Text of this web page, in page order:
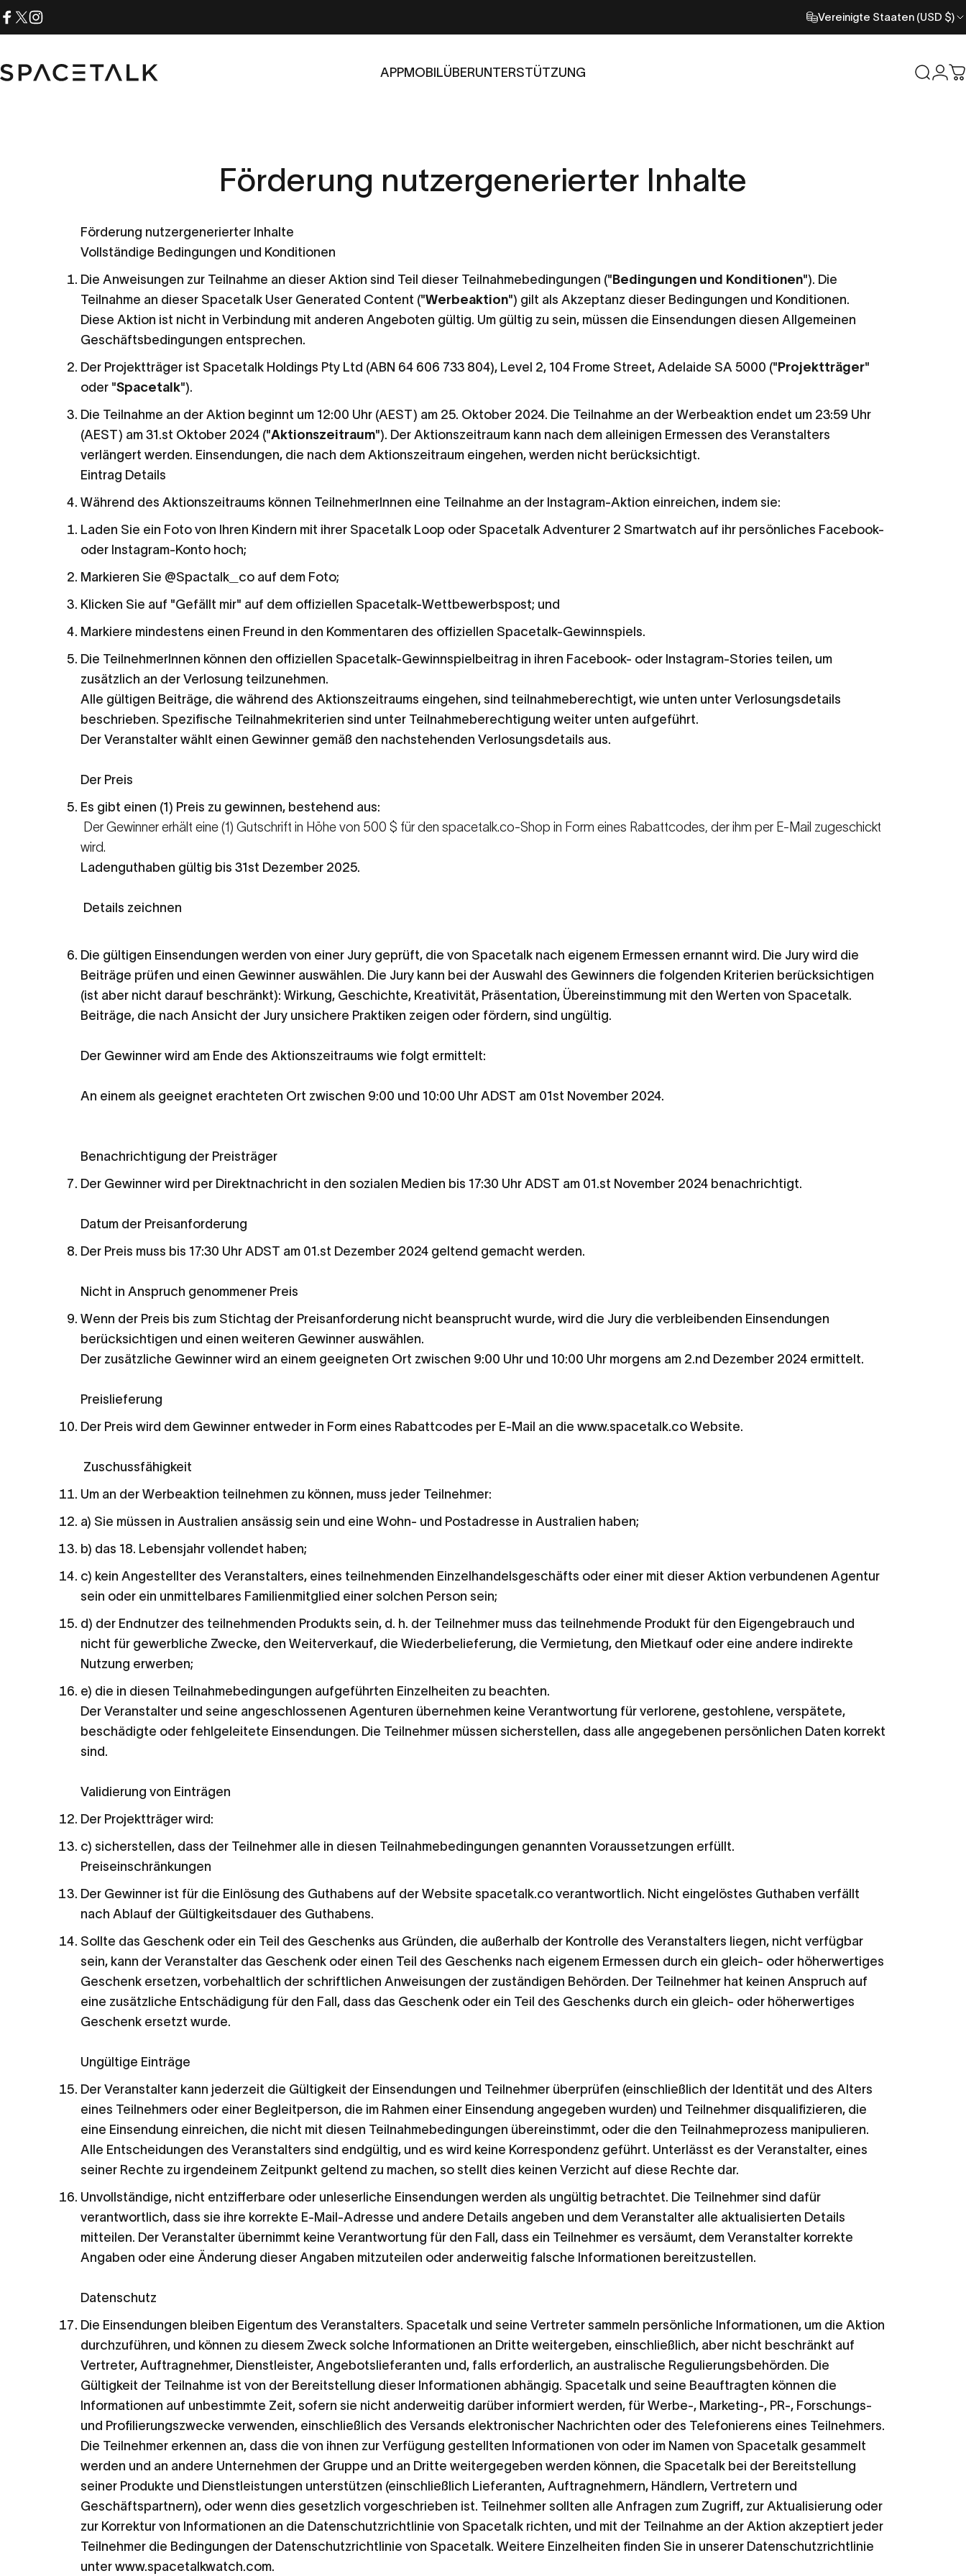
Zum Inhalt springen
Vereinigte Staaten (USD $)
Spacetalk APPMOBILÜBERUNTERSTÜTZUNG Suche
Förderung nutzergenerierter Inhalte
Förderung nutzergenerierter Inhalte
Vollständige Bedingungen und Konditionen
Die Anweisungen zur Teilnahme an dieser Aktion sind Teil dieser Teilnahmebedingungen (" Bedingungen und Konditionen"). Die
Teilnahme an dieser Spacetalk User Generated Content ("Werbeaktion") gilt als Akzeptanz dieser Bedingungen und Konditionen.
Diese Aktion ist nicht in Verbindung mit anderen Angeboten gültig. Um gültig zu sein, müssen die Einsendungen diesen Allgemeinen
Geschäftsbedingungen entsprechen.
Der Projektträger ist Spacetalk Holdings Pty Ltd (ABN 64 606 733 804), Level 2, 104 Frome Street, Adelaide SA 5000 (" Projektträger"
oder "Spacetalk").
Die Teilnahme an der Aktion beginnt um 12:00 Uhr (AEST) am 25. Oktober 2024. Die Teilnahme an der Werbeaktion endet um 23:59 Uhr
(AEST) am 31.st Oktober 2024 ("Aktionszeitraum"). Der Aktionszeitraum kann nach dem alleinigen Ermessen des Veranstalters
verlängert werden. Einsendungen, die nach dem Aktionszeitraum eingehen, werden nicht berücksichtigt.
Eintrag Details
Während des Aktionszeitraums können TeilnehmerInnen eine Teilnahme an der Instagram-Aktion einreichen, indem sie:
Laden Sie ein Foto von Ihren Kindern mit ihrer Spacetalk Loop oder Spacetalk Adventurer 2 Smartwatch auf ihr persönliches Facebook-
oder Instagram-Konto hoch;
Markieren Sie @Spactalk_co auf dem Foto;
Klicken Sie auf "Gefällt mir" auf dem offiziellen Spacetalk-Wettbewerbspost; und
Markiere mindestens einen Freund in den Kommentaren des offiziellen Spacetalk-Gewinnspiels.
Die TeilnehmerInnen können den offiziellen Spacetalk-Gewinnspielbeitrag in ihren Facebook- oder Instagram-Stories teilen, um
zusätzlich an der Verlosung teilzunehmen.
Alle gültigen Beiträge, die während des Aktionszeitraums eingehen, sind teilnahmeberechtigt, wie unten unter Verlosungsdetails
beschrieben. Spezifische Teilnahmekriterien sind unter Teilnahmeberechtigung weiter unten aufgeführt.
Der Veranstalter wählt einen Gewinner gemäß den nachstehenden Verlosungsdetails aus.
Der Preis
Es gibt einen (1) Preis zu gewinnen, bestehend aus:
Der Gewinner erhält eine (1) Gutschrift in Höhe von 500 $ für den spacetalk.co-Shop in Form eines Rabattcodes, der ihm per E-Mail zugeschickt
wird.
Ladenguthaben gültig bis 31 st Dezember 2025.
Details zeichnen
Die gültigen Einsendungen werden von einer Jury geprüft, die von Spacetalk nach eigenem Ermessen ernannt wird. Die Jury wird die
Beiträge prüfen und einen Gewinner auswählen. Die Jury kann bei der Auswahl des Gewinners die folgenden Kriterien berücksichtigen
(ist aber nicht darauf beschränkt): Wirkung, Geschichte, Kreativität, Präsentation, Übereinstimmung mit den Werten von Spacetalk.
Beiträge, die nach Ansicht der Jury unsichere Praktiken zeigen oder fördern, sind ungültig.
Der Gewinner wird am Ende des Aktionszeitraums wie folgt ermittelt:
An einem als geeignet erachteten Ort zwischen 9:00 und 10:00 Uhr ADST am 01 st November 2024.
Benachrichtigung der Preisträger
Der Gewinner wird per Direktnachricht in den sozialen Medien bis 17:30 Uhr ADST am 01.st November 2024 benachrichtigt.
Datum der Preisanforderung
Der Preis muss bis 17:30 Uhr ADST am 01.st Dezember 2024 geltend gemacht werden.
Nicht in Anspruch genommener Preis
Wenn der Preis bis zum Stichtag der Preisanforderung nicht beansprucht wurde, wird die Jury die verbleibenden Einsendungen
berücksichtigen und einen weiteren Gewinner auswählen.
Der zusätzliche Gewinner wird an einem geeigneten Ort zwischen 9:00 Uhr und 10:00 Uhr morgens am 2.nd Dezember 2024 ermittelt.
Preislieferung
Der Preis wird dem Gewinner entweder in Form eines Rabattcodes per E-Mail an die www.spacetalk.co Website.
Zuschussfähigkeit
Um an der Werbeaktion teilnehmen zu können, muss jeder Teilnehmer:
a) Sie müssen in Australien ansässig sein und eine Wohn- und Postadresse in Australien haben;
b) das 18. Lebensjahr vollendet haben;
c) kein Angestellter des Veranstalters, eines teilnehmenden Einzelhandelsgeschäfts oder einer mit dieser Aktion verbundenen Agentur
sein oder ein unmittelbares Familienmitglied einer solchen Person sein;
d) der Endnutzer des teilnehmenden Produkts sein, d. h. der Teilnehmer muss das teilnehmende Produkt für den Eigengebrauch und
nicht für gewerbliche Zwecke, den Weiterverkauf, die Wiederbelieferung, die Vermietung, den Mietkauf oder eine andere indirekte
Nutzung erwerben;
e) die in diesen Teilnahmebedingungen aufgeführten Einzelheiten zu beachten.
Der Veranstalter und seine angeschlossenen Agenturen übernehmen keine Verantwortung für verlorene, gestohlene, verspätete,
beschädigte oder fehlgeleitete Einsendungen. Die Teilnehmer müssen sicherstellen, dass alle angegebenen persönlichen Daten korrekt
sind.
Validierung von Einträgen
Der Projektträger wird:
c) sicherstellen, dass der Teilnehmer alle in diesen Teilnahmebedingungen genannten Voraussetzungen erfüllt.
Preiseinschränkungen
Der Gewinner ist für die Einlösung des Guthabens auf der Website spacetalk.co verantwortlich. Nicht eingelöstes Guthaben verfällt
nach Ablauf der Gültigkeitsdauer des Guthabens.
Sollte das Geschenk oder ein Teil des Geschenks aus Gründen, die außerhalb der Kontrolle des Veranstalters liegen, nicht verfügbar
sein, kann der Veranstalter das Geschenk oder einen Teil des Geschenks nach eigenem Ermessen durch ein gleich- oder höherwertiges
Geschenk ersetzen, vorbehaltlich der schriftlichen Anweisungen der zuständigen Behörden. Der Teilnehmer hat keinen Anspruch auf
eine zusätzliche Entschädigung für den Fall, dass das Geschenk oder ein Teil des Geschenks durch ein gleich- oder höherwertiges
Geschenk ersetzt wurde.
Ungültige Einträge
Der Veranstalter kann jederzeit die Gültigkeit der Einsendungen und Teilnehmer überprüfen (einschließlich der Identität und des Alters
eines Teilnehmers oder einer Begleitperson, die im Rahmen einer Einsendung angegeben wurden) und Teilnehmer disqualifizieren, die
eine Einsendung einreichen, die nicht mit diesen Teilnahmebedingungen übereinstimmt, oder die den Teilnahmeprozess manipulieren.
Alle Entscheidungen des Veranstalters sind endgültig, und es wird keine Korrespondenz geführt. Unterlässt es der Veranstalter, eines
seiner Rechte zu irgendeinem Zeitpunkt geltend zu machen, so stellt dies keinen Verzicht auf diese Rechte dar.
Unvollständige, nicht entzifferbare oder unleserliche Einsendungen werden als ungültig betrachtet. Die Teilnehmer sind dafür
verantwortlich, dass sie ihre korrekte E-Mail-Adresse und andere Details angeben und dem Veranstalter alle aktualisierten Details
mitteilen. Der Veranstalter übernimmt keine Verantwortung für den Fall, dass ein Teilnehmer es versäumt, dem Veranstalter korrekte
Angaben oder eine Änderung dieser Angaben mitzuteilen oder anderweitig falsche Informationen bereitzustellen.
Datenschutz
Die Einsendungen bleiben Eigentum des Veranstalters. Spacetalk und seine Vertreter sammeln persönliche Informationen, um die Aktion
durchzuführen, und können zu diesem Zweck solche Informationen an Dritte weitergeben, einschließlich, aber nicht beschränkt auf
Vertreter, Auftragnehmer, Dienstleister, Angebotslieferanten und, falls erforderlich, an australische Regulierungsbehörden. Die
Gültigkeit der Teilnahme ist von der Bereitstellung dieser Informationen abhängig. Spacetalk und seine Beauftragten können die
Informationen auf unbestimmte Zeit, sofern sie nicht anderweitig darüber informiert werden, für Werbe-, Marketing-, PR-, Forschungs-
und Profilierungszwecke verwenden, einschließlich des Versands elektronischer Nachrichten oder des Telefonierens eines Teilnehmers.
Die Teilnehmer erkennen an, dass die von ihnen zur Verfügung gestellten Informationen von oder im Namen von Spacetalk gesammelt
werden und an andere Unternehmen der Gruppe und an Dritte weitergegeben werden können, die Spacetalk bei der Bereitstellung
seiner Produkte und Dienstleistungen unterstützen (einschließlich Lieferanten, Auftragnehmern, Händlern, Vertretern und
Geschäftspartnern), oder wenn dies gesetzlich vorgeschrieben ist. Teilnehmer sollten alle Anfragen zum Zugriff, zur Aktualisierung oder
zur Korrektur von Informationen an die Datenschutzrichtlinie von Spacetalk richten, und mit der Teilnahme an der Aktion akzeptiert jeder
Teilnehmer die Bedingungen der Datenschutzrichtlinie von Spacetalk. Weitere Einzelheiten finden Sie in unserer Datenschutzrichtlinie
unter www.spacetalkwatch.com.